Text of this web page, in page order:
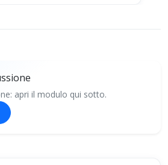
apri il modulo qui sotto.